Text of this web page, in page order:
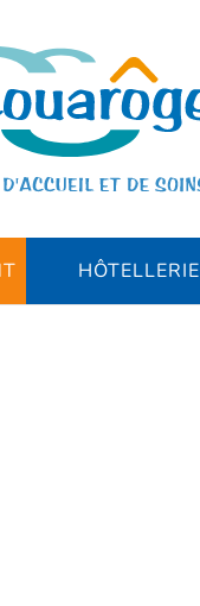
HÔTELLERIE